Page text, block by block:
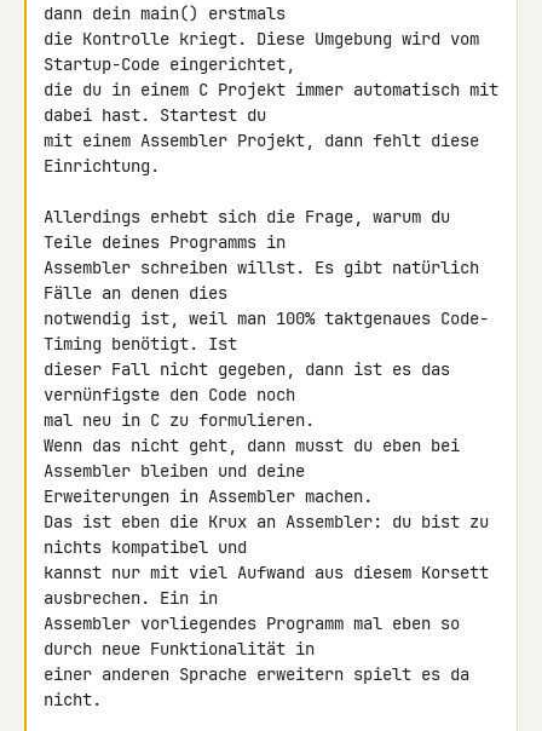
dann dein main() erstmals
die Kontrolle kriegt. Diese Umgebung wird vom
Startup-Code eingerichtet,
die du in einem C Projekt immer automatisch mit
dabei hast. Startest du
mit einem Assembler Projekt, dann fehlt diese
Einrichtung.
Allerdings erhebt sich die Frage, warum du
Teile deines Programms in
Assembler schreiben willst. Es gibt natürlich
Fälle an denen dies
notwendig ist, weil man 100% taktgenaues Code-
Timing benötigt. Ist
dieser Fall nicht gegeben, dann ist es das
vernünfigste den Code noch
mal neu in C zu formulieren.
Wenn das nicht geht, dann musst du eben bei
Assembler bleiben und deine
Erweiterungen in Assembler machen.
Das ist eben die Krux an Assembler: du bist zu
nichts kompatibel und
kannst nur mit viel Aufwand aus diesem Korsett
ausbrechen. Ein in
Assembler vorliegendes Programm mal eben so
durch neue Funktionalität in
einer anderen Sprache erweitern spielt es da
nicht.